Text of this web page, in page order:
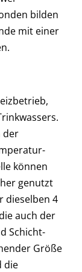
bilden
mit einer
der
können
genutzt
dieselben 4
auch der
Schicht-
Größe
die